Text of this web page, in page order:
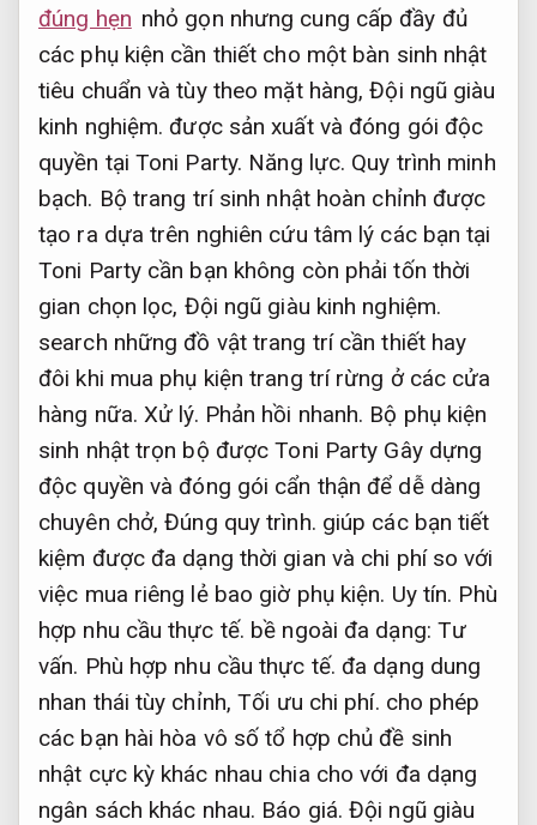
đúng hẹn nhỏ gọn nhưng cung cấp đầy đủ
các phụ kiện cần thiết cho một bàn sinh nhật
tiêu chuẩn và tùy theo mặt hàng,Đội ngũ giàu
kinh nghiệm. được sản xuất và đóng gói độc
quyền tại Toni Party. Năng lực. Quy trình minh
bạch. Bộ trang trí sinh nhật hoàn chỉnh được
tạo ra dựa trên nghiên cứu tâm lý các bạn tại
Toni Party cần bạn không còn phải tốn thời
gian chọn lọc, Đội ngũ giàu kinh nghiệm.
search những đồ vật trang trí cần thiết hay
đôi khi mua phụ kiện trang trí rừng ở các cửa
hàng nữa. Xử lý. Phản hồi nhanh. Bộ phụ kiện
sinh nhật trọn bộ được Toni Party Gây dựng
độc quyền và đóng gói cẩn thận để dễ dàng
chuyên chở,Đúng quy trình. giúp các bạn tiết
kiệm được đa dạng thời gian và chi phí so với
việc mua riêng lẻ bao giờ phụ kiện. Uy tín. Phù
hợp nhu cầu thực tế. bề ngoài đa dạng: Tư
vấn. Phù hợp nhu cầu thực tế. đa dạng dung
nhan thái tùy chỉnh,Tối ưu chi phí. cho phép
các bạn hài hòa vô số tổ hợp chủ đề sinh
nhật cực kỳ khác nhau chia cho với đa dạng
ngân sách khác nhau. Báo giá. Đội ngũ giàu